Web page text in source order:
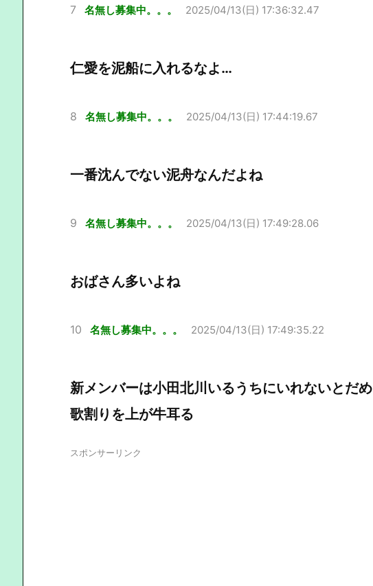
7 名無し募集中。。。 2025/04/13(日) 17:36:32.47
仁愛を泥船に入れるなよ…
8 名無し募集中。。。 2025/04/13(日) 17:44:19.67
一番沈んでない泥舟なんだよね
9 名無し募集中。。。 2025/04/13(日) 17:49:28.06
おばさん多いよね
10 名無し募集中。。。 2025/04/13(日) 17:49:35.22
新メンバーは小田北川いるうちにいれないとだめ
歌割りを上が牛耳る
スポンサーリンク